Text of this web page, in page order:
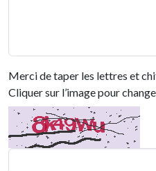
Merci de taper les lettres et
Cliquer sur l’image pour